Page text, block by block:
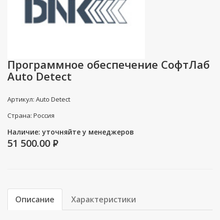
Программное обеспечение СофтЛаб
Auto Detect
Артикул: Auto Detect
Страна: Россия
Наличие: уточняйте у менеджеров
51 500.00 P
Описание Характеристики